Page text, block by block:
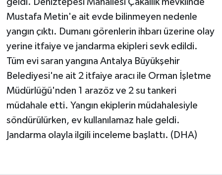
geldi. Deniztepesi Mahallesi Çakallık mevkiinde
Mustafa Metin'e ait evde bilinmeyen nedenle
yangın çıktı. Dumanı görenlerin ihbarı üzerine olay
yerine itfaiye ve jandarma ekipleri sevk edildi.
Tüm evi saran yangına Antalya Büyükşehir
Belediyesi'ne ait 2 itfaiye aracı ile Orman İşletme
Müdürlüğü'nden 1 arazöz ve 2 su tankeri
müdahale etti. Yangın ekiplerin müdahalesiyle
söndürülürken, ev kullanılamaz hale geldi.
Jandarma olayla ilgili inceleme başlattı. (DHA)